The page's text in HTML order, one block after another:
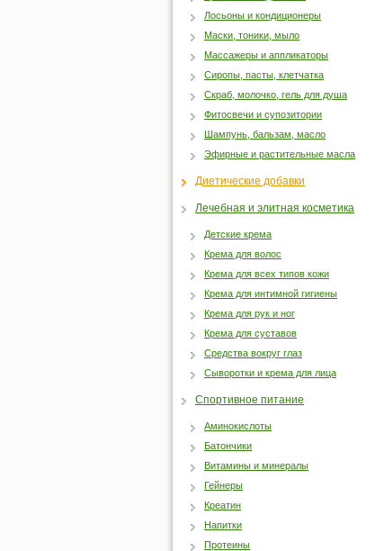
Лосьоны и кондиционеры
Маски, тоники, мыло
Массажеры и аппликаторы
Сиропы, пасты, клетчатка
Скраб, молочко, гель для душа
Фитосвечи и супозитории
Шампунь, бальзам, масло
Эфирные и растительные масла
Диетические добавки
Лечебная и элитная косметика
Детские крема
Крема для волос
Крема для всех типов кожи
Крема для интимной гигиены
Крема для рук и ног
Крема для суставов
Средства вокруг глаз
Сыворотки и крема для лица
Спортивное питание
Аминокислоты
Батончики
Витамины и минералы
Гейнеры
Креатин
Напитки
Протеины